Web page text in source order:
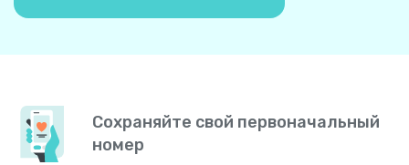
Сохраняйте свой первоначальный
номер